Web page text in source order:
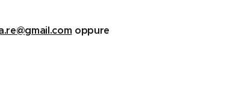
oppure